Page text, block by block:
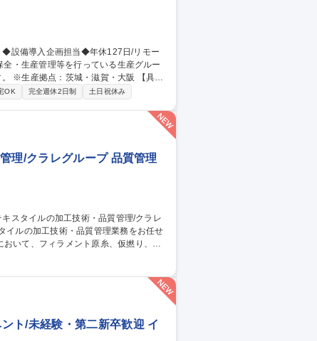
産拠点：茨城・滋賀・大阪 【具体
設備などの検討・紹介・導入／新設備
OK 完全週休2日制 土日祝休み
理/クラレグループ 品質管理
従事。 ■出張：主に国内 3回前後/月。海
ト/未経験・第二新卒歓迎 イ